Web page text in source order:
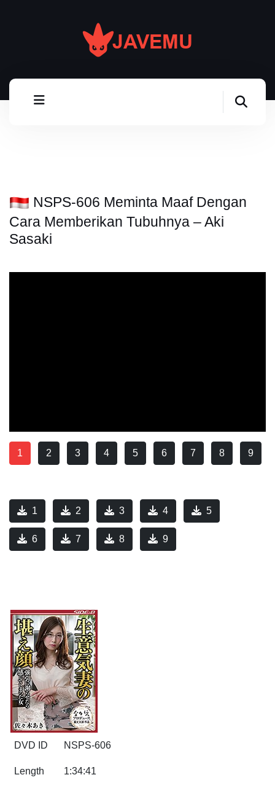
NSPS-606 Meminta Maaf Dengan
Cara Memberikan Tubuhnya – Aki
Sasaki
1 2 3 4 5 6 7 8 9
1 2 3 4 5
6 7 8 9
DVD ID NSPS-606
Length 1:34:41